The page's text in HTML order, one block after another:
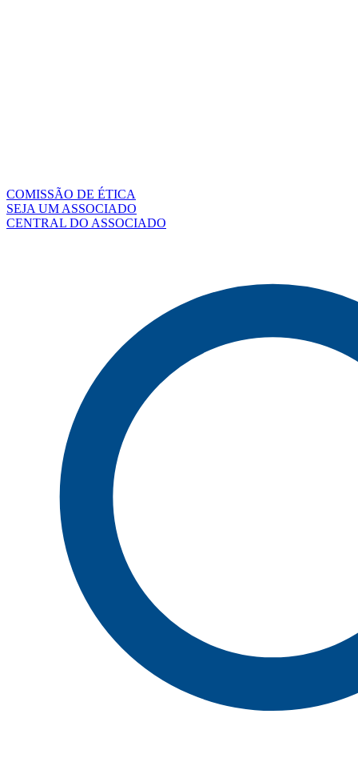
COMISSÃO DE ÉTICA
SEJA UM ASSOCIADO
CENTRAL DO ASSOCIADO